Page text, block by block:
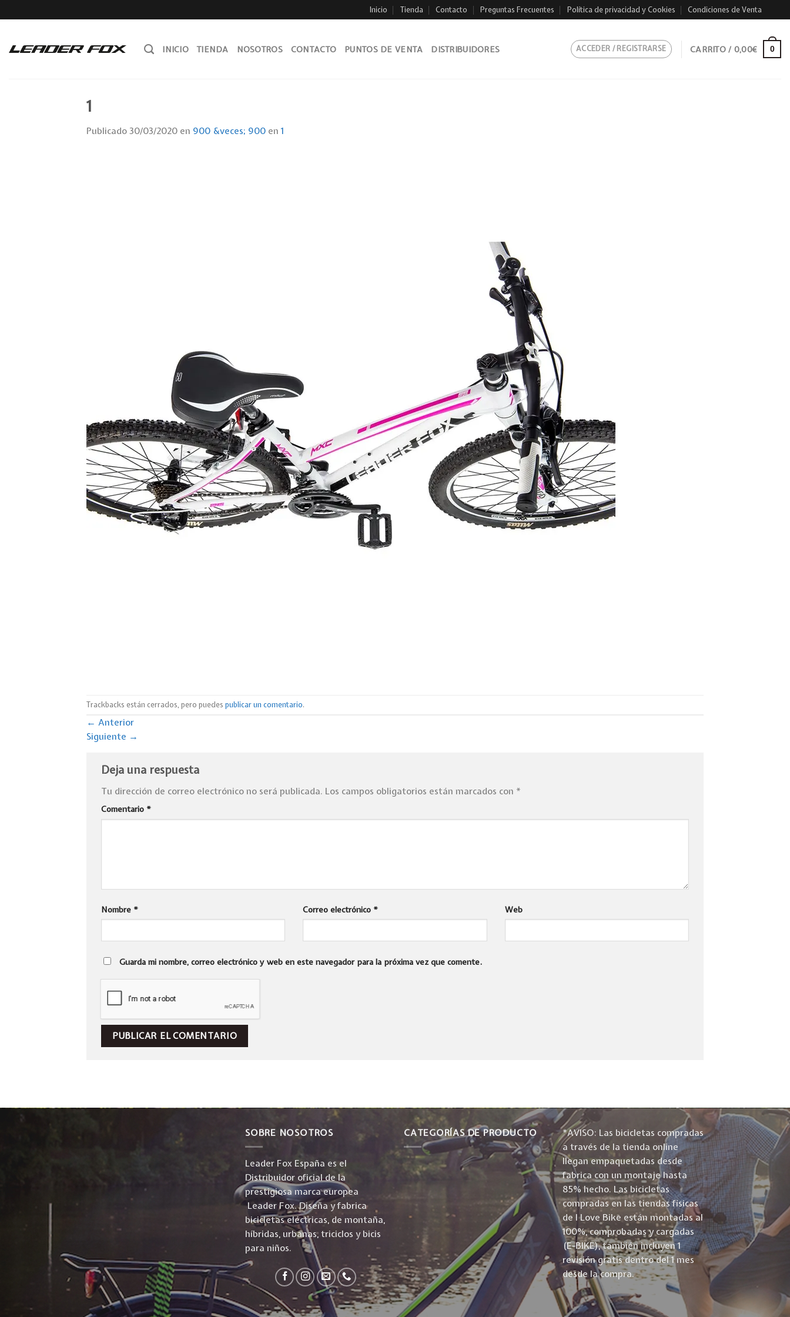
to
Inicio Tienda Contacto Preguntas Frecuentes Política de privacidad y Cookies Condiciones de Venta
INICIO TIENDA NOSOTROS CONTACTO PUNTOS DE VENTA DISTRIBUIDORES ACCEDER / REGISTRARSE CARRITO / 0,00€ 0
1
Publicado30/03/2020 en 900 &veces; 900 en 1
Trackbacks están cerrados, pero puedes publicar un comentario.
← Anterior
Siguiente →
Deja una respuesta
Tu dirección de correo electrónico no será publicada. Los campos obligatorios están marcados con *
Comentario *
Nombre * Correo electrónico * Web
Guarda mi nombre, correo electrónico y web en este navegador para la próxima vez que comente.
SOBRE NOSOTROS
Leader Fox España es el
Distribuidor oficial de la
prestigiosa marca europea
Leader Fox. Diseña y fabrica
bicicletas eléctricas, de montaña,
híbridas, urbanas, triciclos y bicis
para niños.
CATEGORÍAS DE PRODUCTO
*AVISO: Las bicicletas compradas
a través de la tienda online
llegan empaquetadas desde
fabrica con un montaje hasta
85% hecho. Las bicicletas
compradas en las tiendas físicas
de I Love Bike están montadas al
100%, comprobadas y cargadas
(E-BIKE), también incluyen 1
revisión gratis dentro del 1 mes
desde la compra.